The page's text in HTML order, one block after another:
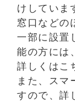
けしていま
窓口などの
一部に設置
能の方には
詳しくはこ
また、スマ
すので、詳